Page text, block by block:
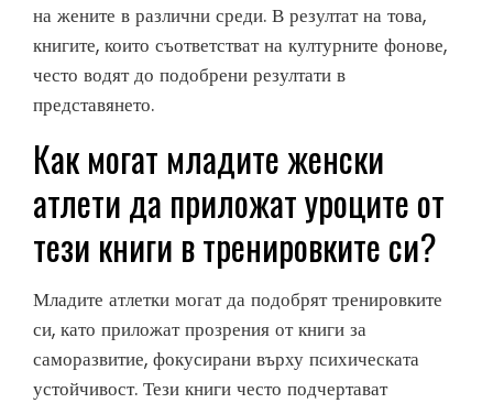
на жените в различни среди. В резултат на това,
книгите, които съответстват на културните фонове,
често водят до подобрени резултати в
представянето.
Как могат младите женски
атлети да приложат уроците от
тези книги в тренировките си?
Младите атлетки могат да подобрят тренировките
си, като приложат прозрения от книги за
саморазвитие, фокусирани върху психическата
устойчивост. Тези книги често подчертават